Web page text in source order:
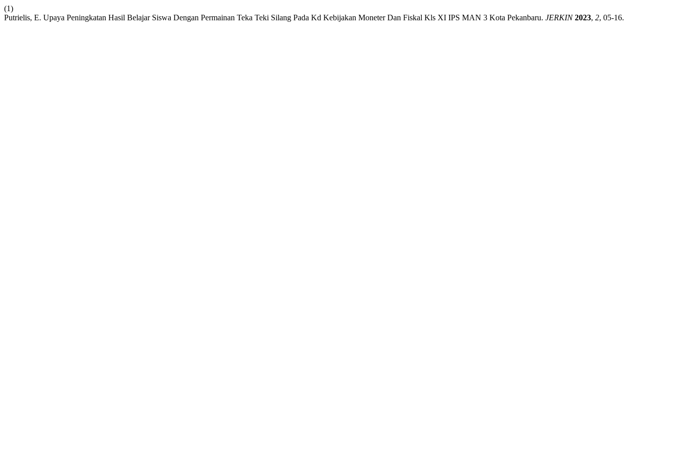
(1)
Putrielis, E. Upaya Peningkatan Hasil Belajar Siswa Dengan Permainan Teka Teki Silang Pada Kd Kebijakan Moneter Dan Fiskal Kls XI IPS MAN 3 Kota Pekanbaru. JERKIN 2023, 2, 05-16.